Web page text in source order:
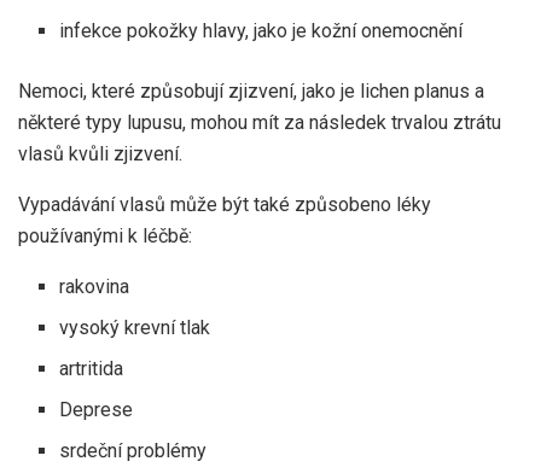
infekce pokožky hlavy, jako je kožní onemocnění
Nemoci, které způsobují zjizvení, jako je lichen planus a
některé typy lupusu, mohou mít za následek trvalou ztrátu
vlasů kvůli zjizvení.
Vypadávání vlasů může být také způsobeno léky
používanými k léčbě:
rakovina
vysoký krevní tlak
artritida
Deprese
srdeční problémy